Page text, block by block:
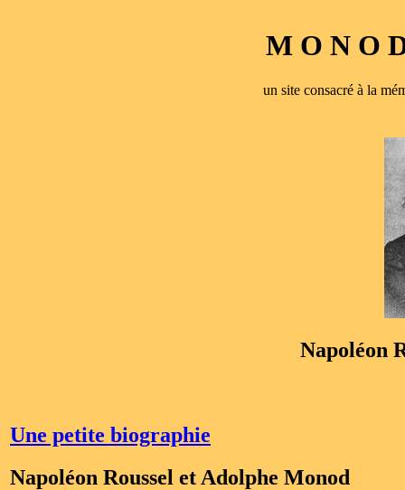
M O N O
un site consacré à la
Napoléon
Une petite biographie
Napoléon Roussel et Adolphe Monod